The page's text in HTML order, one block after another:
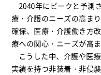
2040年にピークと予測
療・介護のニーズの高ま
確保、医療・介護働き方
療への関心・ニーズが高
こうした中、介護や医
実績を持つ非装着・非侵